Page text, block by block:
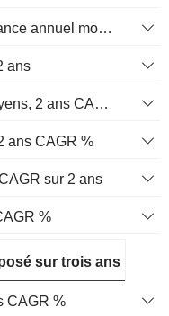
Dépôts totaux, taux de croissance annuel moyen sur 2 ans %.
ans
Actifs productifs d'intérêts moyens, 2 ans CAGR %
ans CAGR %
sur 2 ans
%
sur trois ans
CAGR %